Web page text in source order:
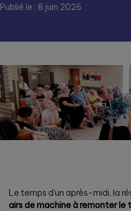
Publié le : 8 juin 2026
Le temps d’un après-midi, la
airs de machine à remonter le